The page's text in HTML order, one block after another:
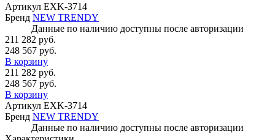
Артикул EXK-3714
Бренд NEW TRENDY
Данные по наличию доступны после авторизации
211 282 руб.
248 567 руб.
В корзину
211 282 руб.
248 567 руб.
В корзину
Артикул EXK-3714
Бренд NEW TRENDY
Данные по наличию доступны после авторизации